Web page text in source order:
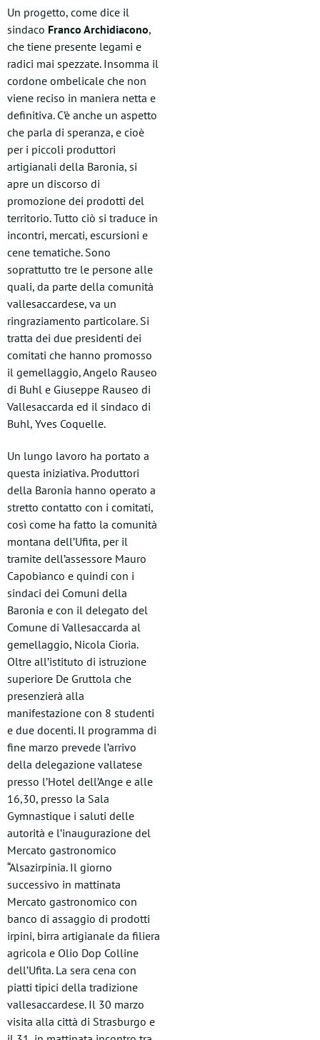
Un progetto, come dice il
sindaco Franco Archidiacono,
che tiene presente legami e
radici mai spezzate. Insomma il
cordone ombelicale che non
viene reciso in maniera netta e
definitiva. C’è anche un aspetto
che parla di speranza, e cioè
per i piccoli produttori
artigianali della Baronia, si
apre un discorso di
promozione dei prodotti del
territorio. Tutto ciò si traduce in
incontri, mercati, escursioni e
cene tematiche. Sono
soprattutto tre le persone alle
quali, da parte della comunità
vallesaccardese, va un
ringraziamento particolare. Si
tratta dei due presidenti dei
comitati che hanno promosso
il gemellaggio, Angelo Rauseo
di Buhl e Giuseppe Rauseo di
Vallesaccarda ed il sindaco di
Buhl, Yves Coquelle.
Un lungo lavoro ha portato a
questa iniziativa. Produttori
della Baronia hanno operato a
stretto contatto con i comitati,
così come ha fatto la comunità
montana dell’Ufita, per il
tramite dell’assessore Mauro
Capobianco e quindi con i
sindaci dei Comuni della
Baronia e con il delegato del
Comune di Vallesaccarda al
gemellaggio, Nicola Cioria.
Oltre all’istituto di istruzione
superiore De Gruttola che
presenzierà alla
manifestazione con 8 studenti
e due docenti. Il programma di
fine marzo prevede l’arrivo
della delegazione vallatese
presso l’Hotel dell’Ange e alle
16,30, presso la Sala
Gymnastique i saluti delle
autorità e l’inaugurazione del
Mercato gastronomico
“Alsazirpinia. Il giorno
successivo in mattinata
Mercato gastronomico con
banco di assaggio di prodotti
irpini, birra artigianale da filiera
agricola e Olio Dop Colline
dell’Ufita. La sera cena con
piatti tipici della tradizione
vallesaccardese. Il 30 marzo
visita alla città di Strasburgo e